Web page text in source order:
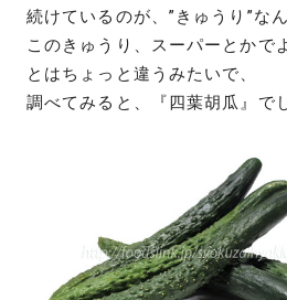
続けているのが、”きゅうり”なん
このきゅうり、スーパーとかで
とはちょっと違うみたいで、
調べてみると、『四葉胡瓜』で